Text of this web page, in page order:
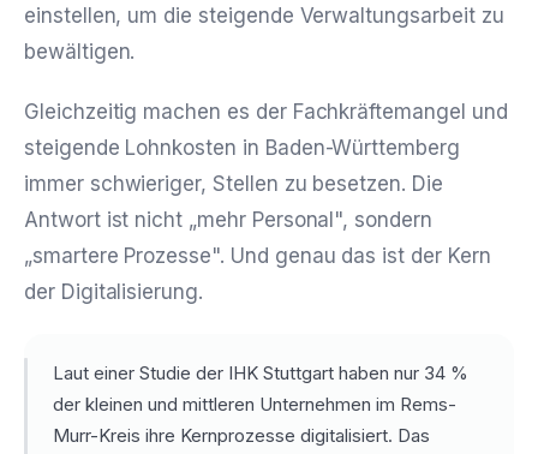
einstellen, um die steigende Verwaltungsarbeit zu
bewältigen.
Gleichzeitig machen es der Fachkräftemangel und
steigende Lohnkosten in Baden-Württemberg
immer schwieriger, Stellen zu besetzen. Die
Antwort ist nicht „mehr Personal", sondern
„smartere Prozesse". Und genau das ist der Kern
der Digitalisierung.
Laut einer Studie der IHK Stuttgart haben nur 34 %
der kleinen und mittleren Unternehmen im Rems-
Murr-Kreis ihre Kernprozesse digitalisiert. Das